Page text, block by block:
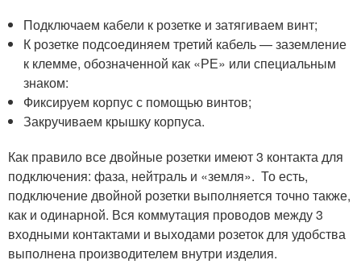
Подключаем кабели к розетке и затягиваем винт;
К розетке подсоединяем третий кабель — заземление
к клемме, обозначенной как «РЕ» или специальным
знаком:
Фиксируем корпус с помощью винтов;
Закручиваем крышку корпуса.
Как правило все двойные розетки имеют 3 контакта для
подключения: фаза, нейтраль и «земля». То есть,
подключение двойной розетки выполняется точно также,
как и одинарной. Вся коммутация проводов между 3
входными контактами и выходами розеток для удобства
выполнена производителем внутри изделия.